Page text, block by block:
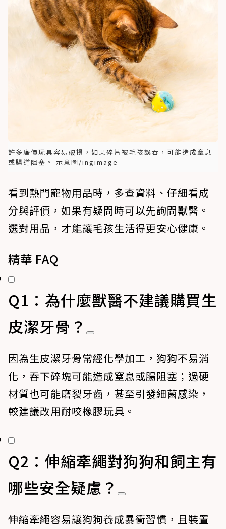
許多廉價玩具容易破損，如果碎片被毛孩誤吞，可能造成窒息
或腸道阻塞。 示意圖/ingimage
看到熱門寵物用品時，多查資料、仔細看成
分與評價，如果有疑問時可以先詢問獸醫。
選對用品，才能讓毛孩生活得更安心健康。
精華 FAQ
Q1：為什麼獸醫不建議購買生
皮潔牙骨？
因為生皮潔牙骨常經化學加工，狗狗不易消
化，吞下碎塊可能造成窒息或腸阻塞；過硬
材質也可能磨裂牙齒，甚至引發細菌感染，
較建議改用耐咬橡膠玩具。
Q2：伸縮牽繩對狗狗和飼主有
哪些安全疑慮？
伸縮牽繩容易讓狗狗養成暴衝習慣，且裝置